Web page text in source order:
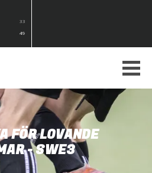
33
49
FÖR LOVANDE
- SWE3